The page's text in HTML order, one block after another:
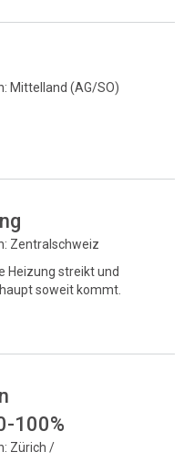
Mittelland (AG/SO)
Zentralschweiz
Heizung streikt und
soweit kommt.
100%
Zürich /